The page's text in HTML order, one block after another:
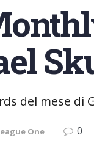
del mese di
One 0